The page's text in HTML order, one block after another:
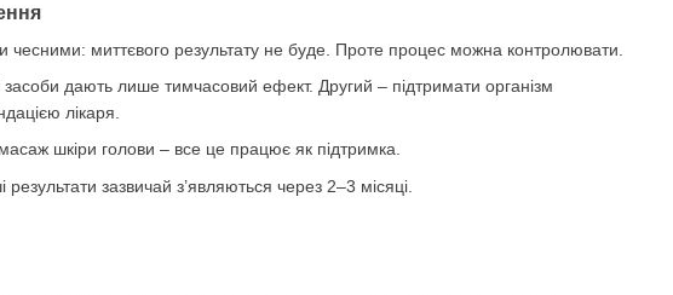
чесними: миттєвого результату не буде. Проте процес можна контролювати.
дають лише тимчасовий ефект. Другий – підтримати організм
лікаря.
шкіри голови – все це працює як підтримка.
зазвичай з’являються через 2–3 місяці.